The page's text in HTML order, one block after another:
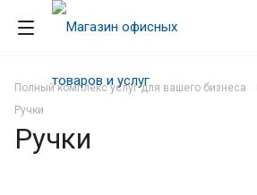
Полный комплекс услуг для вашего бизнеса
Ручки
Ручки